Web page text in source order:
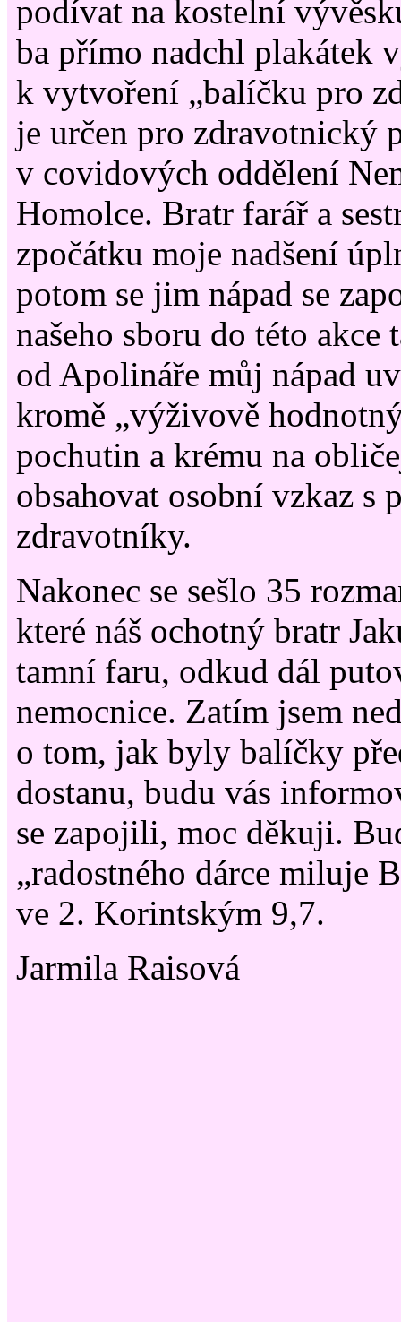
podívat na kostelní
ba přímo nadchl plakátek
k vytvoření „balíčku pro
je určen pro zdravotnický
v covidových oddělení
Homolce. Bratr farář a
zpočátku moje nadšení
potom se jim nápad se
našeho sboru do této akce
od Apolináře můj nápad
kromě „výživově
pochutin a krému na
obsahovat osobní vzkaz s
zdravotníky.
Nakonec se sešlo 35
které náš ochotný bratr
tamní faru, odkud dál
nemocnice. Zatím jsem
o tom, jak byly balíčky
dostanu, budu vás
se zapojili, moc děkuji.
„radostného dárce miluje
ve 2. Korintským 9,7.
Jarmila Raisová